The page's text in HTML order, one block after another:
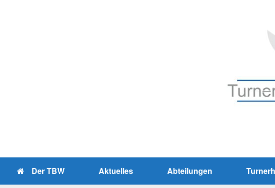
Der TBW Aktuelles Abteilungen